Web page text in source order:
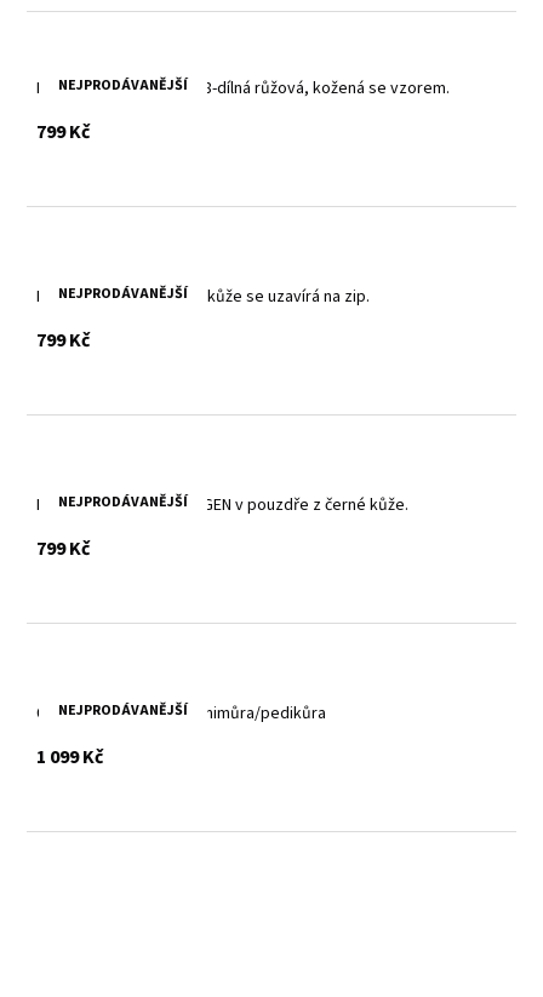
NEJPRODÁVANĚJŠÍ
Luxusní manikúrní sada 8-dílná růžová, kožená se vzorem.
799 Kčs DPH
NEJPRODÁVANĚJŠÍ
Manikúrní sada z hnědé kůže se uzavírá na zip.
799 Kčs DPH
NEJPRODÁVANĚJŠÍ
Pánská manikúra SOLINGEN v pouzdře z černé kůže.
799 Kčs DPH
NEJPRODÁVANĚJŠÍ
Černá velká rodinná manimůra/pedikůra
1 099 Kčs DPH